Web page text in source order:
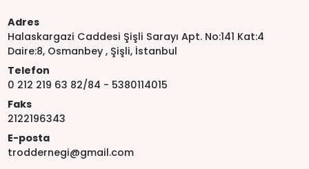
Adres
Halaskargazi Caddesi Şişli Sarayı Apt. No:141 Kat:4
Daire:8, Osmanbey , Şişli, İstanbul
Telefon
0 212 219 63 82/84 - 5380114015
Faks
2122196343
E-posta
troddernegi@gmail.com